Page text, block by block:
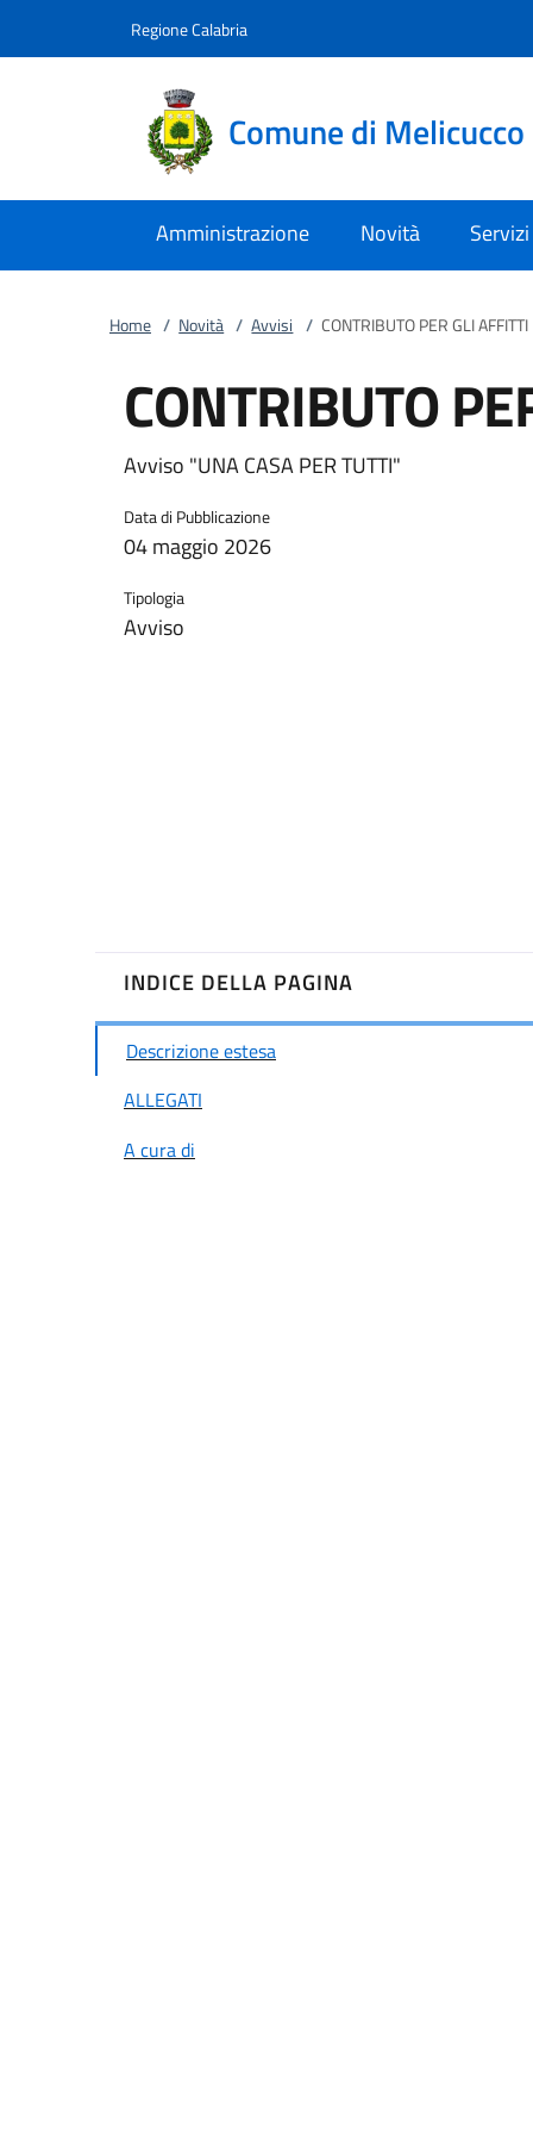
Regione Calabria
Comune di Melicucco
Amministrazione Novità Servizi
Home / Novità / Avvisi / CONTRIBUTO PER GLI AFFITTI
CONTRIBUTO
Avviso "UNA CASA PER TUTTI"
Data di Pubblicazione
04 maggio 2026
Tipologia
Avviso
INDICE DELLA PAGINA
Descrizione estesa
ALLEGATI
A cura di